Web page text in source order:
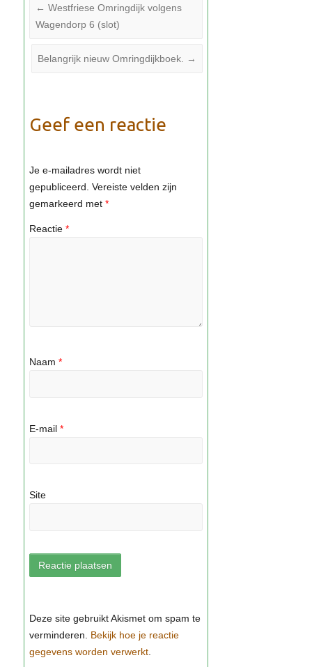
← Westfriese Omringdijk volgens
Wagendorp 6 (slot)
Belangrijk nieuw Omringdijkboek. →
Geef een reactie
Je e-mailadres wordt niet
gepubliceerd. Vereiste velden zijn
gemarkeerd met *
Reactie *
Naam *
E-mail *
Site
Bekijk hoe je reactie
gegevens worden verwerkt